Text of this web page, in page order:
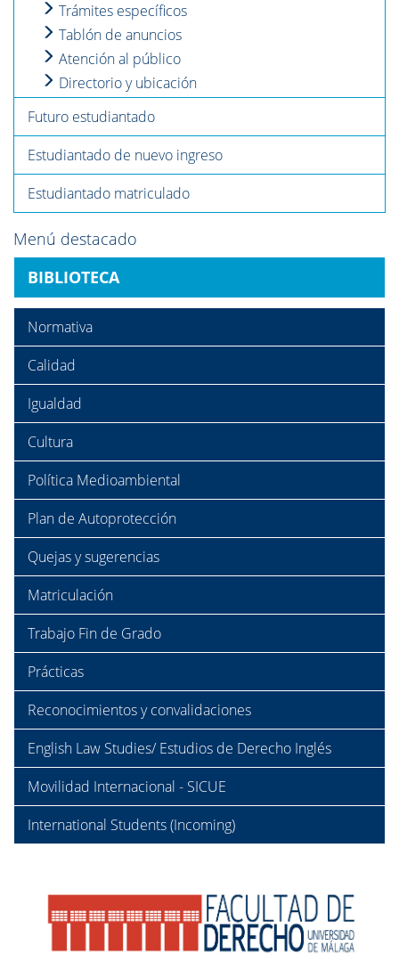
Trámites específicos
Tablón de anuncios
Atención al público
Directorio y ubicación
Futuro estudiantado
Estudiantado de nuevo ingreso
Estudiantado matriculado
Menú destacado
BIBLIOTECA
Normativa
Calidad
Igualdad
Cultura
Política Medioambiental
Plan de Autoprotección
Quejas y sugerencias
Matriculación
Trabajo Fin de Grado
Prácticas
Reconocimientos y convalidaciones
English Law Studies/ Estudios de Derecho Inglés
Movilidad Internacional - SICUE
International Students (Incoming)